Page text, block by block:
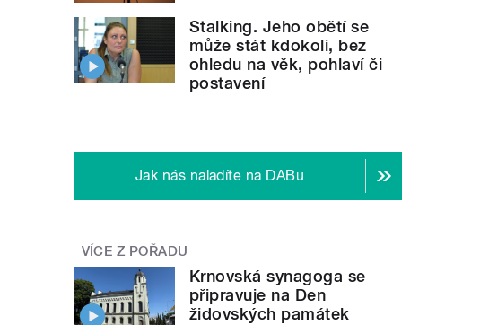
Stalking. Jeho obětí se
může stát kdokoli, bez
ohledu na věk, pohlaví či
postavení
Jak nás naladíte na DABu
VÍCE Z POŘADU
Krnovská synagoga se
připravuje na Den
židovských památek